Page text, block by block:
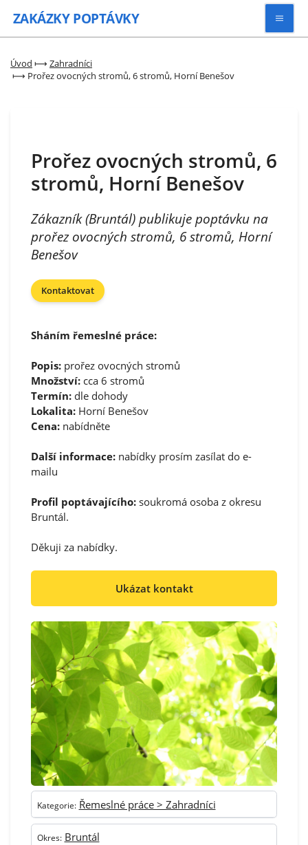
ZAKÁZKY POPTÁVKY
Zaregistrovat se
Úvod ⟼ Zahradníci
⟼ Prořez ovocných stromů, 6 stromů, Horní Benešov
Prořez ovocných stromů, 6
stromů, Horní Benešov
Zákazník (Bruntál) publikuje poptávku na
prořez ovocných stromů, 6 stromů, Horní
Benešov
Kontaktovat
Sháním řemeslné práce:
Popis: prořez ovocných stromů
Množství: cca 6 stromů
Termín: dle dohody
Lokalita: Horní Benešov
Cena: nabídněte
Další informace: nabídky prosím zasílat do e-
mailu
Profil poptávajícího: soukromá osoba z okresu
Bruntál.
Děkuji za nabídky.
Ukázat kontakt
Kategorie: Řemeslné práce > Zahradníci
Okres: Bruntál